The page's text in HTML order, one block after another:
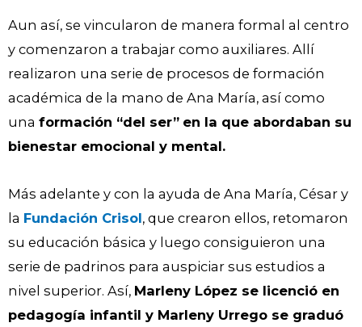
Aun así, se vincularon de manera formal al centro
y comenzaron a trabajar como auxiliares. Allí
realizaron una serie de procesos de formación
académica de la mano de Ana María, así como
una formación “del ser” en la que abordaban su
bienestar emocional y mental.
Más adelante y con la ayuda de Ana María, César y
la Fundación Crisol, que crearon ellos, retomaron
su educación básica y luego consiguieron una
serie de padrinos para auspiciar sus estudios a
nivel superior. Así, Marleny López se licenció en
pedagogía infantil y Marleny Urrego se graduó